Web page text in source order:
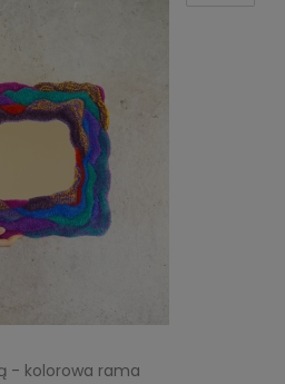
- kolorowa rama